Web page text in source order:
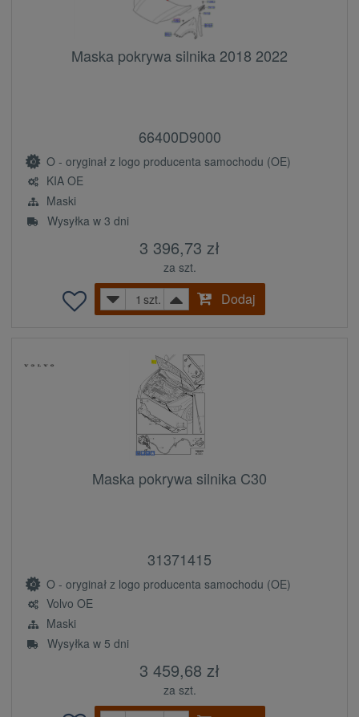
Maska pokrywa silnika 2018 2022
66400D9000
O - oryginał z logo producenta samochodu (OE)
KIA OE
Maski
Wysyłka w 3 dni
3 396,73 zł
za szt.
szt.
Dodaj
Maska pokrywa silnika C30
31371415
O - oryginał z logo producenta samochodu (OE)
Volvo OE
Maski
Wysyłka w 5 dni
3 459,68 zł
za szt.